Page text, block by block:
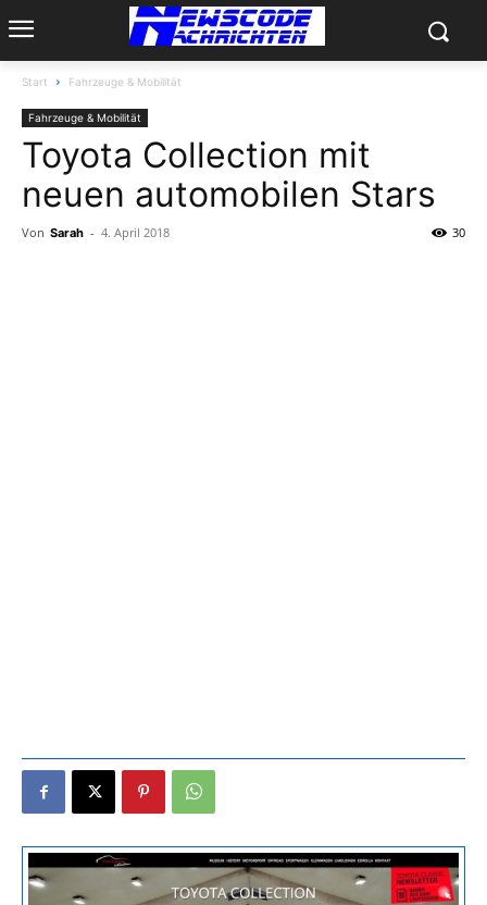
Start Fahrzeuge & Mobilität
Fahrzeuge & Mobilität
Toyota Collection mit
neuen automobilen Stars
Von Sarah - 4. April 2018 30